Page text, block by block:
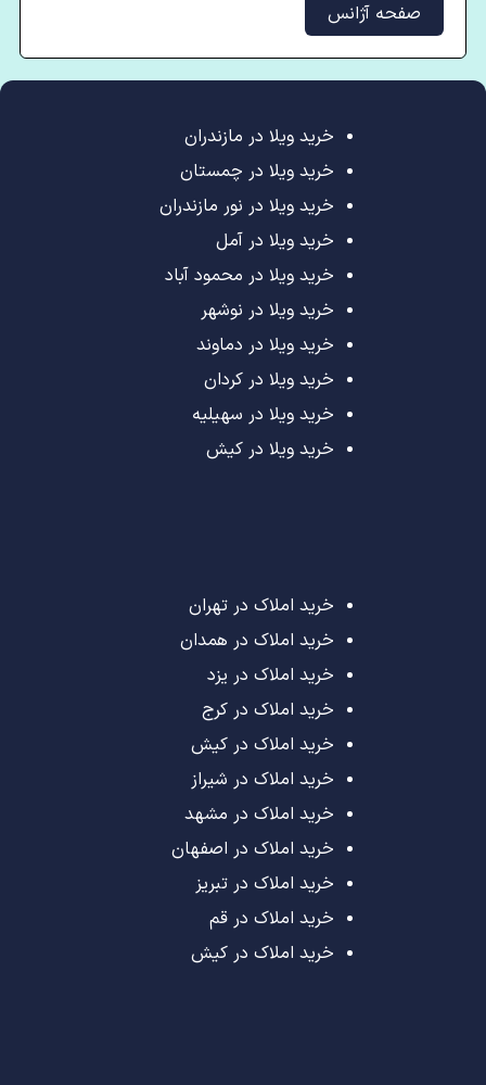
صفحه آژانس
خرید ویلا در مازندران
خرید ویلا در چمستان
خرید ویلا در نور مازندران
خرید ویلا در آمل
خرید ویلا در محمود آباد
خرید ویلا در نوشهر
خرید ویلا در دماوند
خرید ویلا در کردان
خرید ویلا در سهیلیه
خرید ویلا در کیش
خرید املاک در تهران
خرید املاک در همدان
خرید املاک در یزد
خرید املاک در کرج
خرید املاک در کیش
خرید املاک در شیراز
خرید املاک در مشهد
خرید املاک در اصفهان
خرید املاک در تبریز
خرید املاک در قم
خرید املاک در کیش